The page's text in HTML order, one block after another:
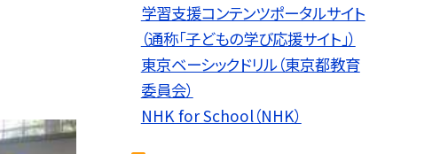
学習支援コンテンツポータルサイト
（通称「子どもの学び応援サイト」）
東京ベーシックドリル（東京都教育
委員会）
NHK for School（NHK）